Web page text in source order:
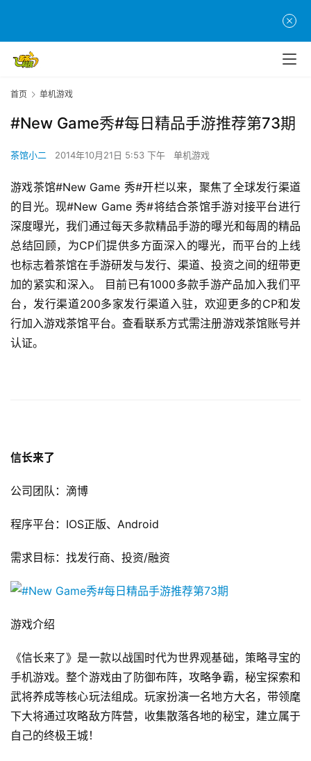
首页 单机游戏
#New Game秀#每日精品手游推荐第73期
茶馆小二 2014年10月21日 5:53 下午 单机游戏
游戏茶馆#New Game 秀#开栏以来，聚焦了全球发行渠道
的目光。现#New Game 秀#将结合茶馆手游对接平台进行
深度曝光，我们通过每天多款精品手游的曝光和每周的精品
总结回顾，为CP们提供多方面深入的曝光，而平台的上线
也标志着茶馆在手游研发与发行、渠道、投资之间的纽带更
加的紧实和深入。 目前已有1000多款手游产品加入我们平
台，发行渠道200多家发行渠道入驻，欢迎更多的CP和发
行加入游戏茶馆平台。查看联系方式需注册游戏茶馆账号并
认证。
信长来了
公司团队：滴博
程序平台：IOS正版、Android
需求目标：找发行商、投资/融资
游戏介绍
《信长来了》是一款以战国时代为世界观基础，策略寻宝的
手机游戏。整个游戏由了防御布阵，攻略争霸，秘宝探索和
武将养成等核心玩法组成。玩家扮演一名地方大名，带领麾
下大将通过攻略敌方阵营，收集散落各地的秘宝，建立属于
自己的终极王城！